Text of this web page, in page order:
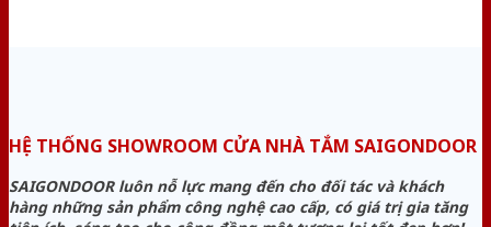
HỆ THỐNG SHOWROOM CỬA NHÀ TẮM SAIGONDOOR
SAIGONDOOR luôn nỗ lực mang đến cho đối tác và khách
hàng những sản phẩm công nghệ cao cấp, có giá trị gia tăng